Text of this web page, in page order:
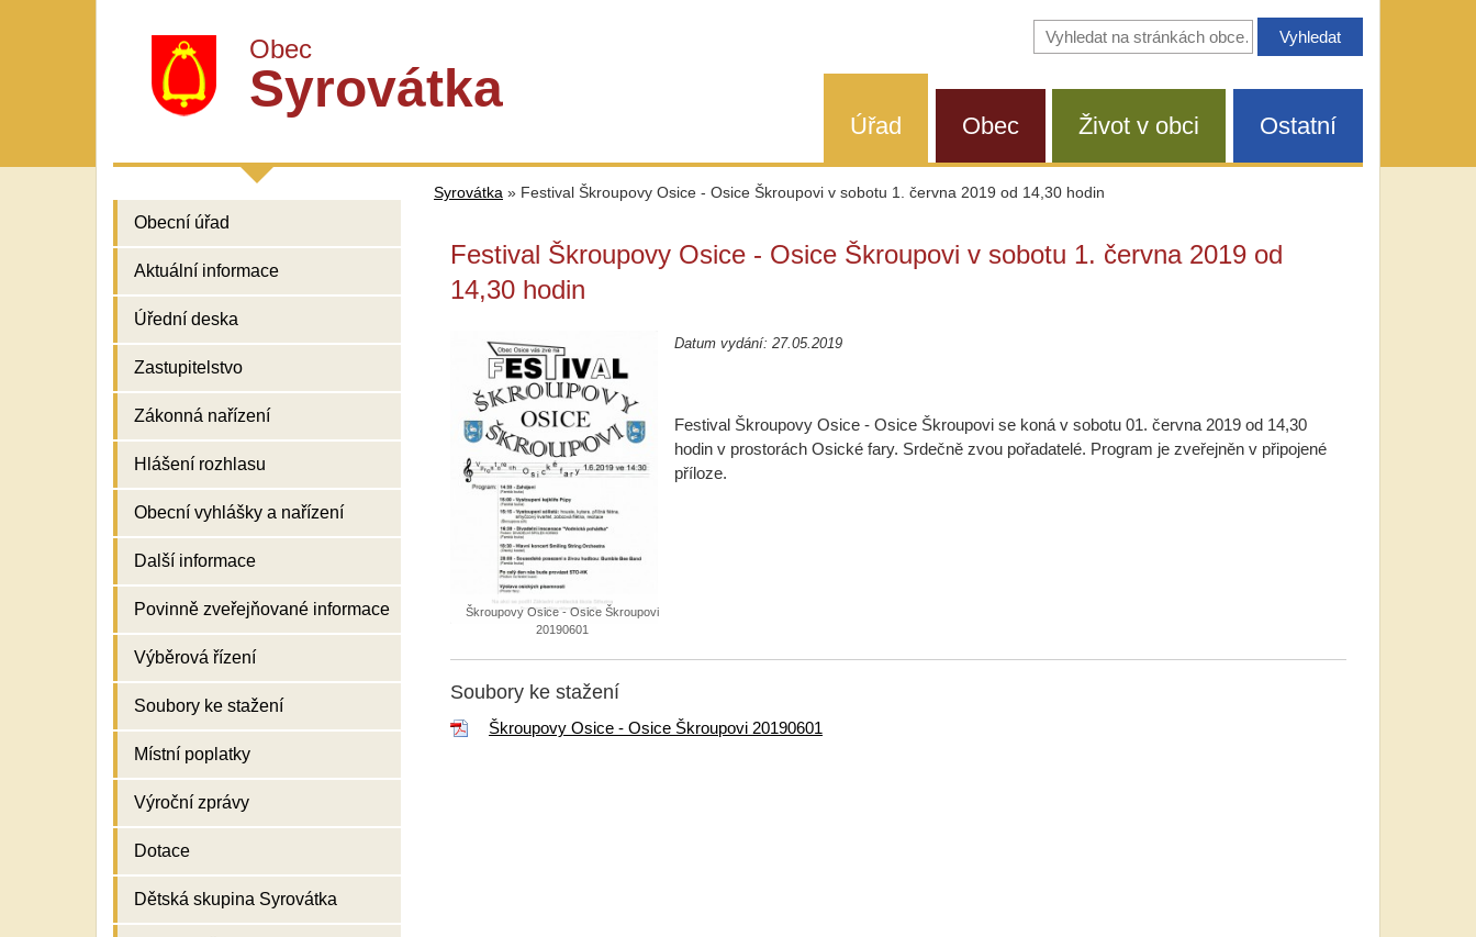
Obec
Syrovátka
Vyhledávání
na
Úřad Obec Život v obci Ostatní
Obecní úřad
Aktuální informace
Úřední deska
Zastupitelstvo
Zákonná nařízení
Hlášení rozhlasu
Obecní vyhlášky a nařízení
Další informace
Povinně zveřejňované informace
Výběrová řízení
Soubory ke stažení
Místní poplatky
Výroční zprávy
Dotace
Dětská skupina Syrovátka
Syrovátka » Festival Škroupovy Osice - Osice Škroupovi v sobotu 1. června 2019 od 14,30 hodin
Festival Škroupovy Osice - Osice Škroupovi v sobotu 1. června 2019 od
14,30 hodin
Škroupovy Osice - Osice Škroupovi
20190601
Datum vydání: 27.05.2019
Festival Škroupovy Osice - Osice Škroupovi se koná v sobotu 01. června 2019 od 14,30
hodin v prostorách Osické fary. Srdečně zvou pořadatelé. Program je zveřejněn v připojené
příloze.
Soubory ke stažení
Škroupovy Osice - Osice Škroupovi 20190601